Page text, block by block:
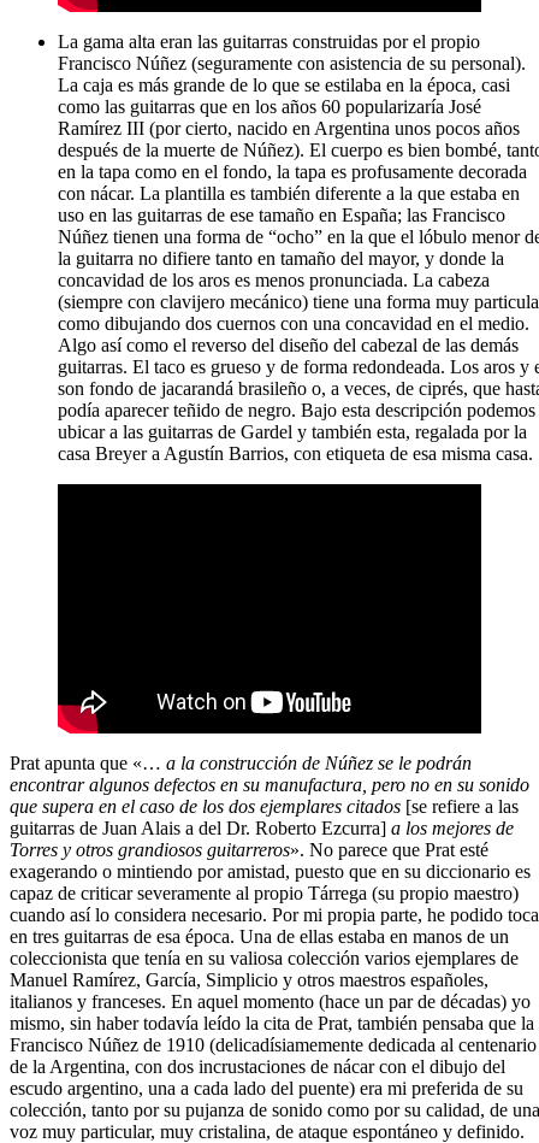
La gama alta eran las guitarras construidas por el propio
Francisco Núñez (seguramente con asistencia de su personal).
La caja es más grande de lo que se estilaba en la época, casi
como las guitarras que en los años 60 popularizaría José
Ramírez III (por cierto, nacido en Argentina unos pocos años
después de la muerte de Núñez). El cuerpo es bien bombé,
en la tapa como en el fondo, la tapa es profusamente decorada
con nácar. La plantilla es también diferente a la que estaba en
uso en las guitarras de ese tamaño en España; las Francisco
Núñez tienen una forma de “ocho” en la que el lóbulo menor
la guitarra no difiere tanto en tamaño del mayor, y donde la
concavidad de los aros es menos pronunciada. La cabeza
(siempre con clavijero mecánico) tiene una forma muy
como dibujando dos cuernos con una concavidad en el medio.
Algo así como el reverso del diseño del cabezal de las demás
guitarras. El taco es grueso y de forma redondeada. Los aros y
son fondo de jacarandá brasileño o, a veces, de ciprés, que
podía aparecer teñido de negro. Bajo esta descripción podemos
ubicar a las guitarras de Gardel y también esta, regalada por la
casa Breyer a Agustín Barrios, con etiqueta de esa misma casa.
Prat apunta que «… a la construcción de Núñez se le podrán
encontrar algunos defectos en su manufactura, pero no en su sonido
que supera en el caso de los dos ejemplares citados [se refiere a las
guitarras de Juan Alais a del Dr. Roberto Ezcurra] a los mejores de
Torres y otros grandiosos guitarreros». No parece que Prat esté
exagerando o mintiendo por amistad, puesto que en su diccionario es
capaz de criticar severamente al propio Tárrega (su propio maestro)
cuando así lo considera necesario. Por mi propia parte, he podido
en tres guitarras de esa época. Una de ellas estaba en manos de un
coleccionista que tenía en su valiosa colección varios ejemplares de
Manuel Ramírez, García, Simplicio y otros maestros españoles,
italianos y franceses. En aquel momento (hace un par de décadas) yo
mismo, sin haber todavía leído la cita de Prat, también pensaba que la
Francisco Núñez de 1910 (delicadísiamemente dedicada al centenario
de la Argentina, con dos incrustaciones de nácar con el dibujo del
escudo argentino, una a cada lado del puente) era mi preferida de su
colección, tanto por su pujanza de sonido como por su calidad, de una
voz muy particular, muy cristalina, de ataque espontáneo y definido.